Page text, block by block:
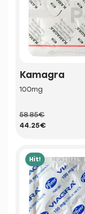
Kamagra
100mg
58.85€
44.25€
Hit!